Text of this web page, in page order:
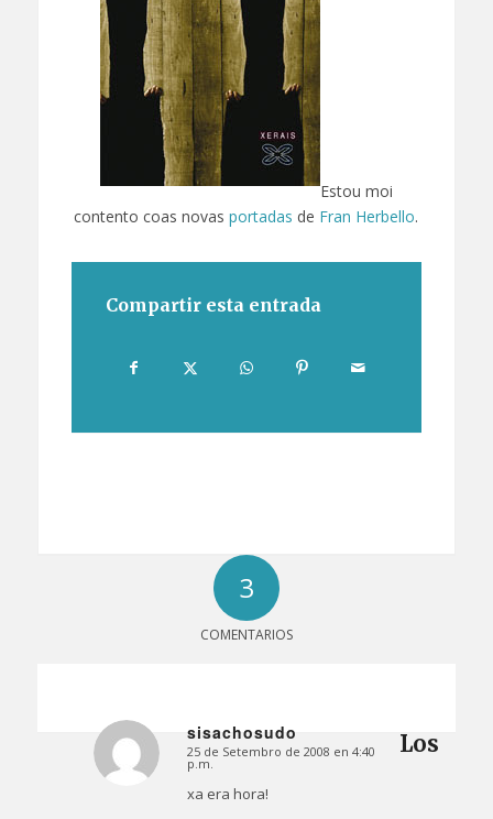
Estou moi
contento coas novasportadas de Fran Herbello.
Compartir esta entrada
3
COMENTARIOS
sisachosudo
Dice:
25 de Setembro de 2008 en 4:40
p.m.
xa era hora!
Los